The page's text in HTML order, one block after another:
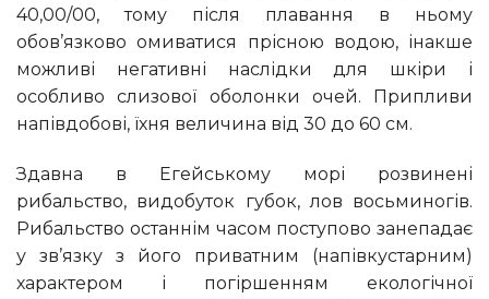
40,00/00, тому після плавання в ньому
обов’язково омиватися прісною водою, інакше
можливі негативні наслідки для шкіри і
особливо слизової оболонки очей. Припливи
напівдобові, їхня величина від 30 до 60 см.
Здавна в Егейському морі розвинені
рибальство, видобуток губок, лов восьминогів.
Рибальство останнім часом поступово занепадає
у зв’язку з його приватним (напівкустарним)
характером і погіршенням екологічної